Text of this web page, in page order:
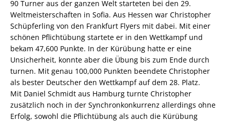
90 Turner aus der ganzen Welt starteten bei den 29.
Weltmeisterschaften in Sofia. Aus Hessen war Christopher
Schüpferling von den Frankfurt Flyers mit dabei. Mit einer
schönen Pflichtübung startete er in den Wettkampf und
bekam 47,600 Punkte. In der Kürübung hatte er eine
Unsicherheit, konnte aber die Übung bis zum Ende durch
turnen. Mit genau 100,000 Punkten beendete Christopher
als bester Deutscher den Wettkampf auf dem 28. Platz.
Mit Daniel Schmidt aus Hamburg turnte Christopher
zusätzlich noch in der Synchronkonkurrenz allerdings ohne
Erfolg, sowohl die Pflichtübung als auch die Kürübung